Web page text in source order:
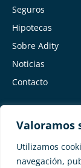
Valoramos
Utilizamos
navegación,
Seguros
Hipotecas
Sobre Adity
Noticias
Contacto